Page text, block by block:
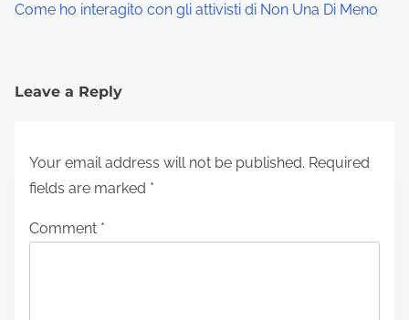
Come ho interagito con gli attivisti di Non Una Di Meno
Leave a Reply
Your email address will not be published. Required
fields are marked *
Comment *